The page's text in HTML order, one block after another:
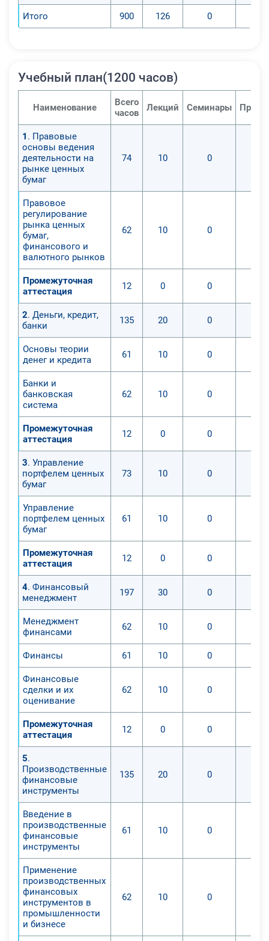
Итого 900 126 0
Учебный план(1200 часов)
Наименование
Всего
часов
Лекций Семинары
1 . Правовые
основы ведения
деятельности на
рынке ценных
бумаг
74 10 0
Правовое
регулирование
рынка ценных
бумаг,
финансового и
валютного рынков
62 10 0
Промежуточная
аттестация
12 0 0
2. Деньги, кредит,
банки
135 20 0
Основы теории
денег и кредита
61 10 0
Банки и
банковская
система
62 10 0
Промежуточная
аттестация
12 0 0
3. Управление
портфелем ценных
бумаг
73 10 0
Управление
портфелем ценных
бумаг
61 10 0
Промежуточная
аттестация
12 0 0
4. Финансовый
менеджмент
197 30 0
Менеджмент
финансами
62 10 0
Финансы 61 10 0
Финансовые
сделки и их
оценивание
62 10 0
Промежуточная
аттестация
12 0 0
5.
Производственные
финансовые
инструменты
135 20 0
Введение в
производственные
финансовые
инструменты
61 10 0
Применение
производственных
финансовых
инструментов в
промышленности
и бизнесе
62 10 0